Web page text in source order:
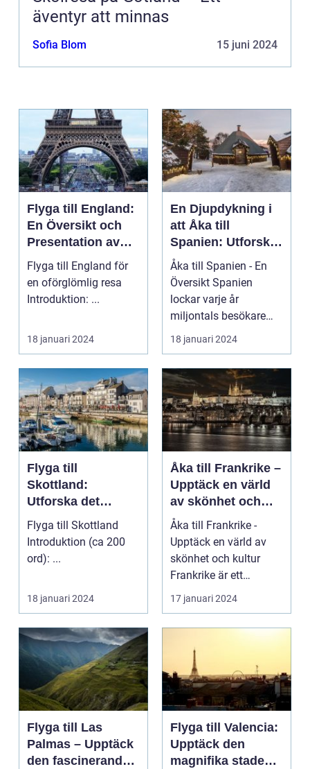
äventyr att minnas
Sofia Blom 15 juni 2024
Flyga till England:
En Översikt och
Presentation av
Resmöjligheter
Flyga till England för
en oförglömlig resa
Introduktion: ...
18 januari 2024
En Djupdykning i
att Åka till
Spanien: Utforska
det
Mångfacetterade
Spanien
Åka till Spanien - En
Översikt Spanien
lockar varje år
miljontals besökare
med sina fantastiska
str...
18 januari 2024
Flyga till
Skottland:
Utforska det
majestätiska
landet
Flyga till Skottland
Introduktion (ca 200
ord): ...
18 januari 2024
Åka till Frankrike –
Upptäck en värld
av skönhet och
kultur
Åka till Frankrike -
Upptäck en värld av
skönhet och kultur
Frankrike är ett
fantastiskt land som
17 januari 2024
Flyga till Las
Palmas – Upptäck
den fascinerande
Flyga till Valencia:
Upptäck den
magnifika staden